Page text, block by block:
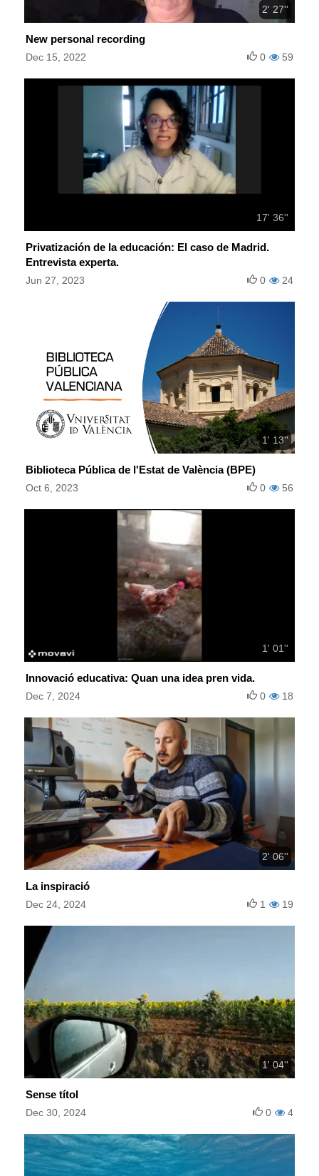
2' 27''
New personal recording
Dec 15, 2022 59
0
17' 36''
Privatización de la educación: El caso de Madrid.
Entrevista experta.
Jun 27, 2023 24
0
1' 13''
Biblioteca Pública de l'Estat de València (BPE)
Oct 6, 2023 56
0
1' 01''
Innovació educativa: Quan una idea pren vida.
Dec 7, 2024 18
0
2' 06''
La inspiració
Dec 24, 2024 19
1
1' 04''
Sense títol
Dec 30, 2024 4
0